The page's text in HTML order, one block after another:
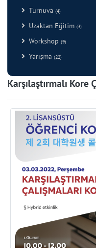
Turnuva (4)
Uzaktan Eğitim (3)
Workshop (9)
Yarışma (22)
Karşılaştırmalı Kore